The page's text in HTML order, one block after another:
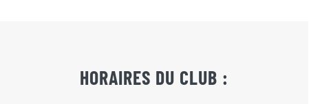
HORAIRES DU CLUB :